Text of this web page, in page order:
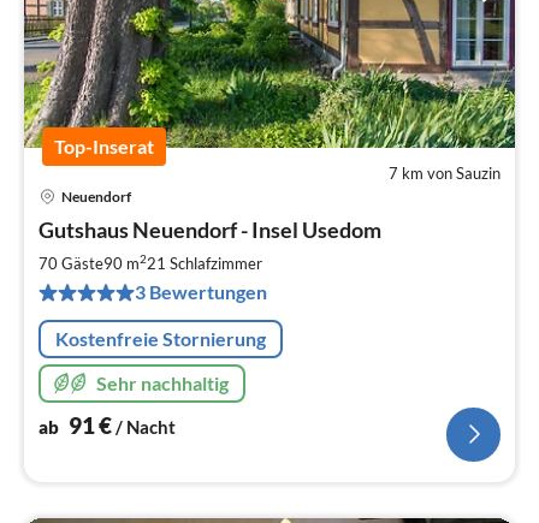
Top-Inserat
7 km von Sauzin
Neuendorf
Gutshaus Neuendorf - Insel Usedom
70 Gäste90 m221 Schlafzimmer
3 Bewertungen
Kostenfreie Stornierung
Sehr nachhaltig
ab 91€ / Nacht